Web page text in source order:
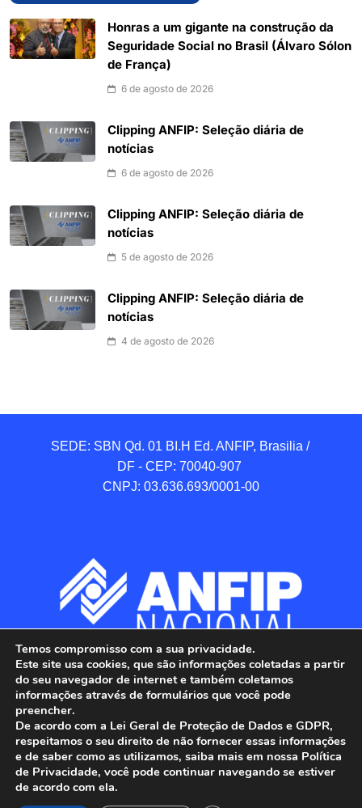
Honras a um gigante na construção da
Seguridade Social no Brasil (Álvaro Sólon
de França)
6 de agosto de 2026
Clipping ANFIP: Seleção diária de
notícias
6 de agosto de 2026
Clipping ANFIP: Seleção diária de
notícias
5 de agosto de 2026
Clipping ANFIP: Seleção diária de
notícias
4 de agosto de 2026
SEDE: SBN Qd. 01 BI.H Ed. ANFIP, Brasilia /
DF - CEP: 70040-907
CNPJ: 03.636.693/0001-00
ANFIP - Associação Nacional dos Auditores
Fiscais da Receita Federal do Brasil.
Temos compromisso com a sua privacidade.
Este site usa cookies, que são informações coletadas a partir
do seu navegador de internet e também coletamos
informações através de formulários que você pode
preencher.
De acordo com a Lei Geral de Proteção de Dados e GDPR,
respeitamos o seu direito de não fornecer essas informações
e de saber como as utilizamos, saiba mais em nossa Política
de Privacidade, você pode continuar navegando se estiver
de acordo com ela.